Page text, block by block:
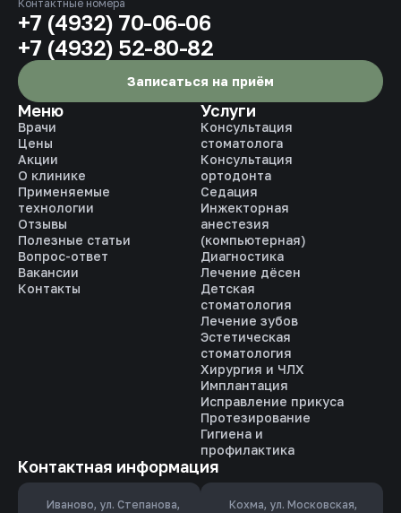
Записаться на приём
Контактные номера
+7 (4932) 70-06-06
+7 (4932) 52-80-82
Меню
Врачи
Цены
Акции
О клинике
Применяемые
технологии
Отзывы
Полезные статьи
Вопрос-ответ
Вакансии
Контакты
Услуги
Консультация
стоматолога
Консультация
ортодонта
Седация
Инжекторная
анестезия
(компьютерная)
Диагностика
Лечение дёсен
Детская
стоматология
Лечение зубов
Эстетическая
стоматология
Хирургия и ЧЛХ
Имплантация
Исправление прикуса
Протезирование
Гигиена и
профилактика
Контактная информация
Иваново, ул. Степанова,
Кохма, ул. Московская,